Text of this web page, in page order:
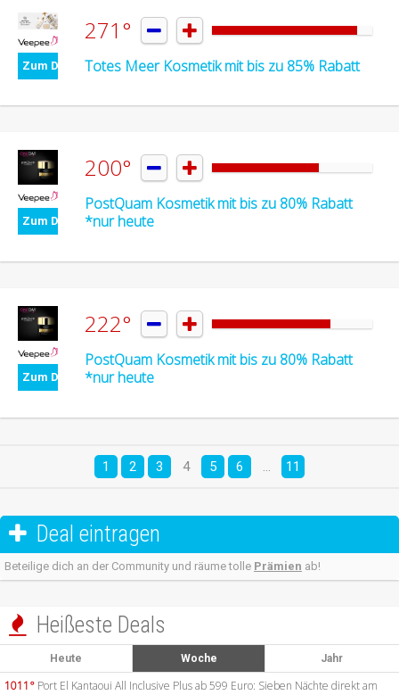
Zum Deal
271°  
Totes Meer Kosmetik mit bis zu 85% Rabatt
Zum Deal
200°  
PostQuam Kosmetik mit bis zu 80% Rabatt
*nur heute
Zum Deal
222°  
PostQuam Kosmetik mit bis zu 80% Rabatt
*nur heute
1 2 3 4 5 6 … 11
 Deal eintragen
Beteilige dich an der Community und räume tolle Prämien ab!
 Heißeste Deals
Heute Woche Jahr
1011° Port El Kantaoui All Inclusive Plus ab 599 Euro: Sieben Nächte direkt am